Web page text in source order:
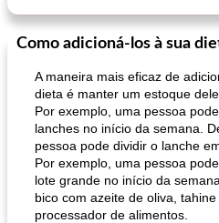
pimentas recheadas de estilo italiano
Como adicioná-los à sua
A maneira mais eficaz de
dieta é manter um estoque
Por exemplo, uma pessoa
lanches no início da semana.
pessoa pode dividir o lanche
Por exemplo, uma pessoa
lote grande no início da
bico com azeite de oliva,
processador de alimentos.